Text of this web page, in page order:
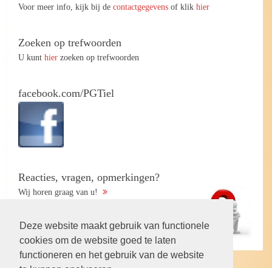
Deze website maakt gebruik van functionele
cookies om de website goed te laten
functioneren en het gebruik van de website
Voor meer info, kijk bij de contactgegevens of klik hier
Zoeken op trefwoorden
U kunt hier zoeken op trefwoorden
facebook.com/PGTiel
Reacties, vragen, opmerkingen?
Wij horen graag van u!